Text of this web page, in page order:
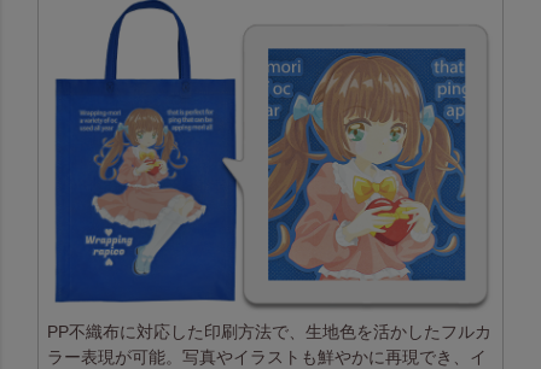
PP不織布に対応した印刷方法で、生地色を活かしたフルカ
ラー表現が可能。写真やイラストも鮮やかに再現でき、イ